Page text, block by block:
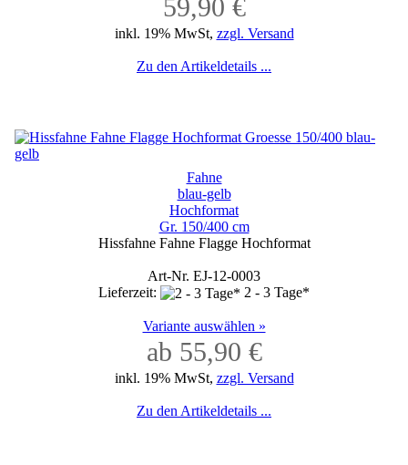
59,90 €
inkl. 19% MwSt, zzgl. Versand
Zu den Artikeldetails ...
Fahne
blau-gelb
Hochformat
Gr. 150/400 cm
Hissfahne Fahne Flagge Hochformat
Art-Nr. EJ-12-0003
Lieferzeit:
2 - 3 Tage*
Variante auswählen »
ab 55,90 €
inkl. 19% MwSt, zzgl. Versand
Zu den Artikeldetails ...